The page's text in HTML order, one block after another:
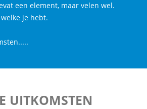
een element, maar velen wel.
je hebt.
UITKOMSTEN